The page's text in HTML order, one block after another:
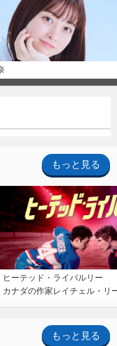
もっと見る
ヒーテッド・ライバルリー
カナダの作家レイチェル・リ
もっと見る